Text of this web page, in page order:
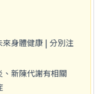
身體健康 | 分別注
新陳代謝有相關